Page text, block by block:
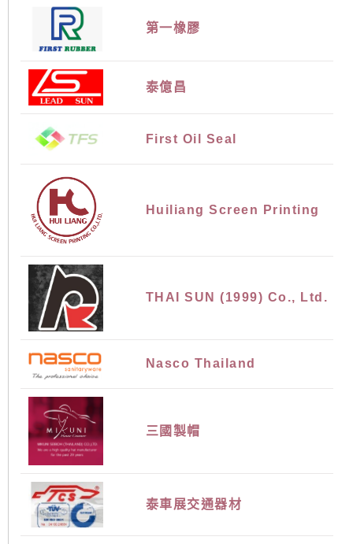
第一橡膠
泰億昌
First Oil Seal
Huiliang Screen Printing
THAI SUN (1999) Co., Ltd.
Nasco Thailand
三國製帽
泰車展交通器材